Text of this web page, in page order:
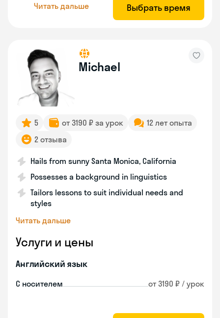
Читать дальше Выбрать время
Michael
5 от 3190 ₽ за урок
12 лет опыта
2 отзыва
Hails from sunny Santa Monica, California
Possesses a background in linguistics
Tailors lessons to suit individual needs and
styles
Читать дальше
Услуги и цены
Английский язык
С носителем от 3190 ₽ / урок